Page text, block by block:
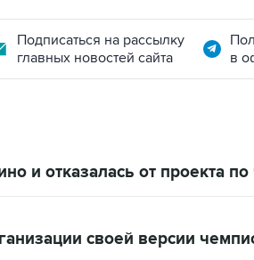
Подписаться на рассылку
главных новостей сайта
в
и отказалась от проекта по
своей версии